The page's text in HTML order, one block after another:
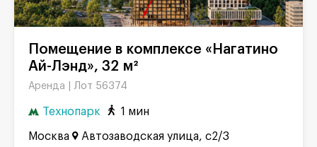
Ай-Лэнд», 32 м²
Аренда | Лот 56374
Технопарк 1 мин
Москва Автозаводская улица, с2/3